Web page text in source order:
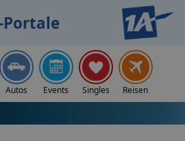
Portale
Autos Events Singles Reisen